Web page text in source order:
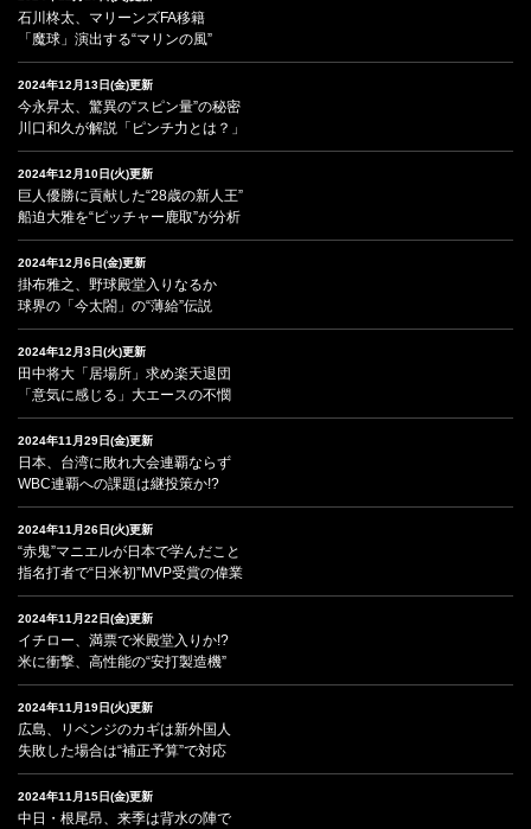
石川柊太、マリーンズFA移籍
「魔球」演出する“マリンの風”
2024年12月13日(金)更新
今永昇太、驚異の“スピン量”の秘密
川口和久が解説「ピンチ力とは？」
2024年12月10日(火)更新
巨人優勝に貢献した“28歳の新人王”
船迫大雅を“ピッチャー鹿取”が分析
2024年12月6日(金)更新
掛布雅之、野球殿堂入りなるか
球界の「今太閤」の“薄給”伝説
2024年12月3日(火)更新
田中将大「居場所」求め楽天退団
「意気に感じる」大エースの不憫
2024年11月29日(金)更新
日本、台湾に敗れ大会連覇ならず
WBC連覇への課題は継投策か!?
2024年11月26日(火)更新
“赤鬼”マニエルが日本で学んだこと
指名打者で“日米初”MVP受賞の偉業
2024年11月22日(金)更新
イチロー、満票で米殿堂入りか!?
米に衝撃、高性能の“安打製造機”
2024年11月19日(火)更新
広島、リベンジのカギは新外国人
失敗した場合は“補正予算”で対応
2024年11月15日(金)更新
中日・根尾昂、来季は背水の陣で